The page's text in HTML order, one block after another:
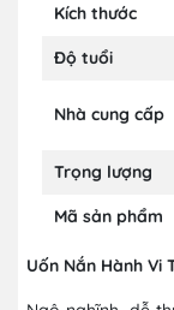
Kích thước
Độ tuổi
Nhà cung cấp
Trọng lượng
Mã sản phẩm
Uốn Nắn Hành Vi